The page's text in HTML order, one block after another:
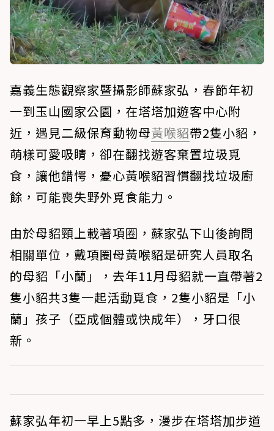
嘉義生態觀察家暨攝影師蘇家弘，春節年初
一到玉山國家公園，在塔塔加遊客中心附
近，遇見二級保育動物母黃喉貂帶2隻小貂，
萌樣可愛吸睛，卻在翻找遊客棄置垃圾覓
食，讓他錯愕，憂心黃喉貂習慣翻找垃圾廚
餘，可能喪失野外覓食能力。
由於母貂頸上載著項圈，蘇家弘下山後詢問
相關單位，戴項圈母黃喉貂是研究人員取名
的母貂「小蘭」，去年11月母貂就一直帶著2
隻小貂共3隻一起活動覓食，2隻小貂是「小
蘭」孩子（亞成個體或快成年），牙口很
新。
蘇家弘年初一早上5點多，漫步在塔塔加步道